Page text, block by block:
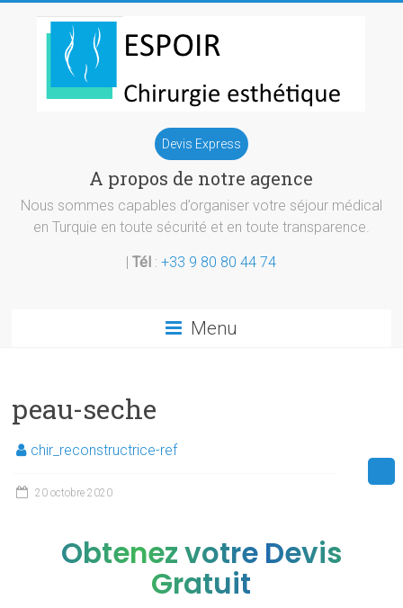
esthetique
Turquie
Devis Express
A propos de notre agence
Nous sommes capables d’organiser votre séjour médical
en Turquie en toute sécurité et en toute transparence.
|Tél :+33 9 80 80 44 74
Menu
peau-seche
chir_reconstructrice-ref
20 octobre 2020
Obtenez votre Devis
Gratuit